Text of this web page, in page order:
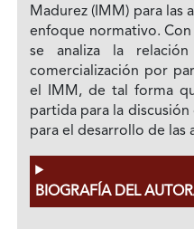
Madurez (IMM) para las
enfoque normativo.
se analiza la
comercialización por
el IMM, de tal forma
partida para la
para el desarrollo de las
BIOGRAFÍA DEL